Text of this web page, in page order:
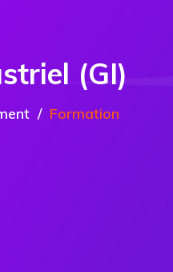
(GI)
Formation